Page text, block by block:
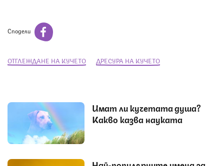
Сподели
ОТГЛЕЖДАНЕ НА КУЧЕТО ДРЕСУРА НА КУЧЕТО
Имат ли кучетата душа?
Какво казва науката